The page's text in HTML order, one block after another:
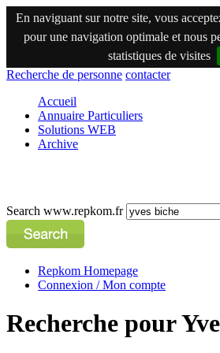
En naviguant sur notre site, vous
pour une navigation optimale et nous
statistiques de visites
Recherche de personne contacter
Accueil
Annuaire Particuliers
Solutions WEB
Archive
Search www.repkom.fr
Repkom Homepage
Connexion / Mon compte
Recherche pour